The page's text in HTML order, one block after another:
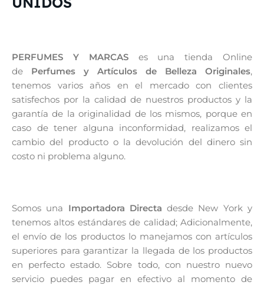
PERFUMES Y MARCASes una tienda Online
de Perfumes y Artículos de Belleza Originales,
tenemos varios años en el mercado con clientes
satisfechos por la calidad de nuestros productos y la
garantía de la originalidad de los mismos, porque en
caso de tener alguna inconformidad, realizamos el
cambio del producto o la devolución del dinero sin
costo ni problema alguno.
Somos una Importadora Directa desde New York y
tenemos altos estándares de calidad; Adicionalmente,
el envío de los productos lo manejamos con artículos
superiores para garantizar la llegada de los productos
en perfecto estado. Sobre todo, con nuestro nuevo
servicio puedes pagar en efectivo al momento de